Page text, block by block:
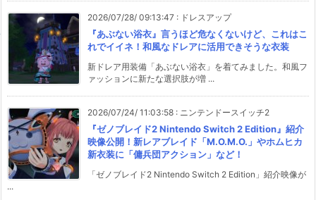
2026/07/28/ 09:13:47 : ドレスアップ
『あぶない浴衣』言うほど危なくないけど、これはこ
れでイイネ！和風なドレアに活用できそうな衣装
新ドレア用装備「あぶない浴衣」を着てみました。和風フ
ァッションに新たな選択肢が増 ...
2026/07/24/ 11:03:58 : ニンテンドースイッチ2
『ゼノブレイド2 Nintendo Switch 2 Edition』紹介
映像公開！新レアブレイド「M.O.M.O.」やホムヒカ
新衣装に「傭兵団アクション」など！
「ゼノブレイド2 Nintendo Switch 2 Edition」紹介映像が
...